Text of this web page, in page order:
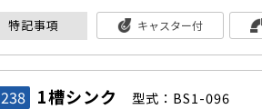
特記事項 キャスター付
238 1槽シンク 型式：BS1-096